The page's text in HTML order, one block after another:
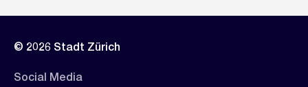
© 2026 Stadt Zürich
Social Media